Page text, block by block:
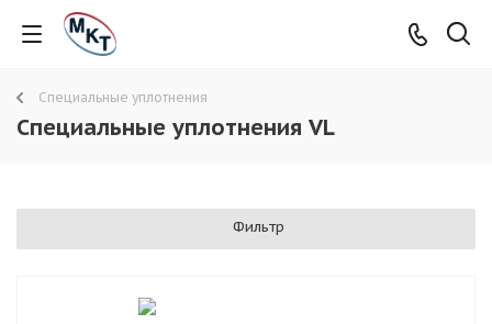
Специальные уплотнения
Специальные уплотнения VL
Фильтр